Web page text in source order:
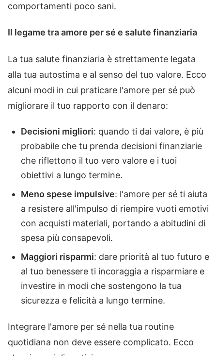
comportamenti poco sani.
Il legame tra amore per sé e salute finanziaria
La tua salute finanziaria è strettamente legata
alla tua autostima e al senso del tuo valore. Ecco
alcuni modi in cui praticare l'amore per sé può
migliorare il tuo rapporto con il denaro:
Decisioni migliori: quando ti dai valore, è più
probabile che tu prenda decisioni finanziarie
che riflettono il tuo vero valore e i tuoi
obiettivi a lungo termine.
Meno spese impulsive: l'amore per sé ti aiuta
a resistere all'impulso di riempire vuoti emotivi
con acquisti materiali, portando a abitudini di
spesa più consapevoli.
Maggiori risparmi: dare priorità al tuo futuro e
al tuo benessere ti incoraggia a risparmiare e
investire in modi che sostengono la tua
sicurezza e felicità a lungo termine.
Integrare l'amore per sé nella tua routine
quotidiana non deve essere complicato. Ecco